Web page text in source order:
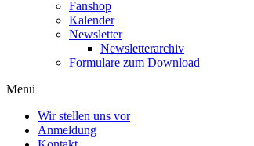
Fanshop
Kalender
Newsletter
Newsletterarchiv
Formulare zum Download
Menü
Wir stellen uns vor
Anmeldung